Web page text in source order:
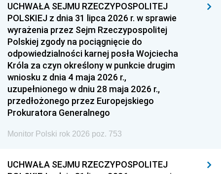
UCHWAŁA SEJMU RZECZYPOSPOLITEJ
POLSKIEJ z dnia 31 lipca 2026 r. w sprawie
wyrażenia przez Sejm Rzeczypospolitej
Polskiej zgody na pociągnięcie do
odpowiedzialności karnej posła Wojciecha
Króla za czyn określony w punkcie drugim
wniosku z dnia 4 maja 2026 r.,
uzupełnionego w dniu 28 maja 2026 r.,
przedłożonego przez Europejskiego
Prokuratora Generalnego
Monitor Polski rok 2026 poz. 753
UCHWAŁA SEJMU RZECZYPOSPOLITEJ